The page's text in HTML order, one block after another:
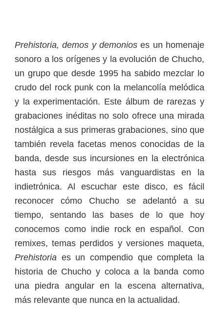
Prehistoria, demos y demonios es un homenaje
sonoro a los orígenes y la evolución de Chucho,
un grupo que desde 1995 ha sabido mezclar lo
crudo del rock punk con la melancolía melódica
y la experimentación. Este álbum de rarezas y
grabaciones inéditas no solo ofrece una mirada
nostálgica a sus primeras grabaciones, sino que
también revela facetas menos conocidas de la
banda, desde sus incursiones en la electrónica
hasta sus riesgos más vanguardistas en la
indietrónica. Al escuchar este disco, es fácil
reconocer cómo Chucho se adelantó a su
tiempo, sentando las bases de lo que hoy
conocemos como indie rock en español. Con
remixes, temas perdidos y versiones maqueta,
Prehistoria es un compendio que completa la
historia de Chucho y coloca a la banda como
una piedra angular en la escena alternativa,
más relevante que nunca en la actualidad.